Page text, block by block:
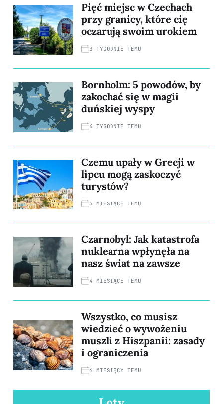
Pięć miejsc w Czechach
przy granicy, które cię
oczarują swoim urokiem
3 TYGODNIE TEMU
Bornholm: 5 powodów, by
zakochać się w magii
duńskiej wyspy
4 TYGODNIE TEMU
Czemu upały w Grecji w
lipcu mogą zaskoczyć
turystów?
3 MIESIĄCE TEMU
Czarnobyl: Jak katastrofa
nuklearna wpłynęła na
nasz świat na zawsze
4 MIESIĄCE TEMU
Wszystko, co musisz
wiedzieć o wywożeniu
muszli z Hiszpanii: zasady
i ograniczenia
6 MIESIĘCY TEMU